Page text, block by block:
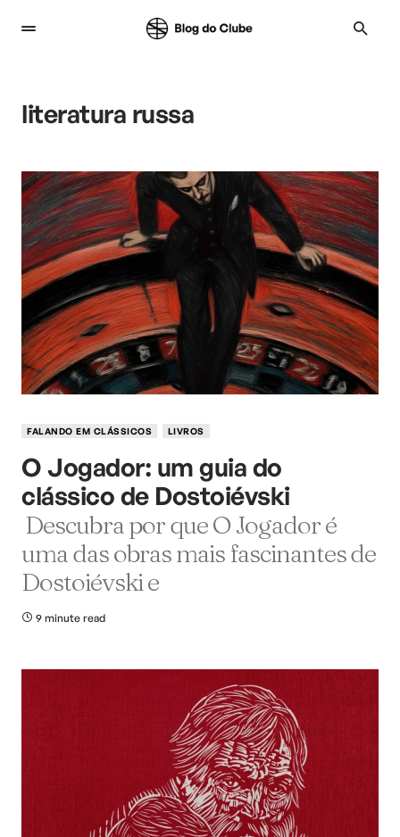
literatura russa
FALANDO EM CLÁSSICOS LIVROS
O Jogador: um guia do
clássico de Dostoiévski
Descubra por que O Jogador é
uma das obras mais fascinantes de
Dostoiévski e
9 minute read